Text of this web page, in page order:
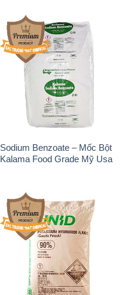
Sodium Benzoate – Mốc Bột
Kalama Food Grade Mỹ Usa